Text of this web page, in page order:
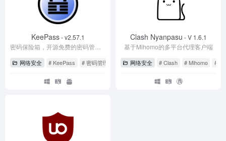
KeePass- v2.57.1
网络安全 # KeePass # 密码管理工具 # 密码管理箱
Clash Nyanpasu - V 1.6.1
基于Mihomo的多平台代理客户端
网络安全 # Clash # Mihomo #